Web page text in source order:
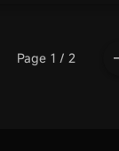
Page 1 / 2